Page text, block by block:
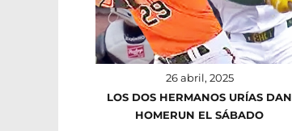
26 abril, 2025
LOS DOS HERMANOS URÍAS DAN
HOMERUN EL SÁBADO